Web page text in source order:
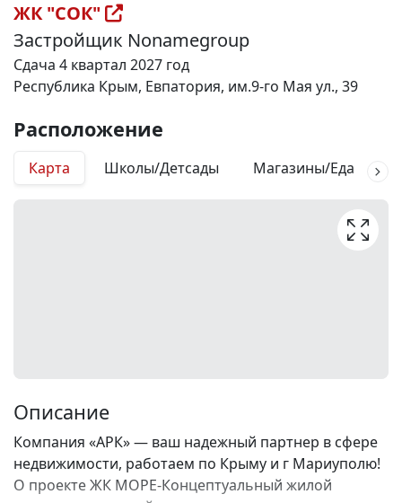
ЖК "СОК"
Застройщик Nonamegroup
Сдача 4 квартал 2027 год
Республика Крым, Евпатория, им.9-го Мая ул., 39
Расположение
Карта Школы/Детсады Магазины/Еда
Описание
Компания «АРК» — ваш надежный партнер в сфере
недвижимости, работаем по Крыму и г Мариуполю!
О проекте ЖК МОРЕ-Концептуальный жилой